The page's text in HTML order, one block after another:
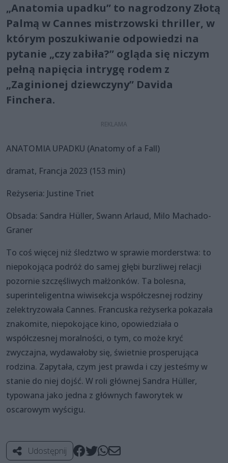
„Anatomia upadku” to nagrodzony Złotą
Palmą w Cannes mistrzowski thriller, w
którym poszukiwanie odpowiedzi na
pytanie „czy zabiła?” ogląda się niczym
pełną napięcia intrygę rodem z
„Zaginionej dziewczyny” Davida
Finchera.
ANATOMIA UPADKU (Anatomy of a Fall)
dramat, Francja 2023 (153 min)
Reżyseria: Justine Triet
Obsada: Sandra Hüller, Swann Arlaud, Milo Machado-
Graner
To coś więcej niż śledztwo w sprawie morderstwa: to
niepokojąca podróż do samej głębi burzliwej relacji
pozornie szczęśliwych małżonków. Ta bolesna,
superinteligentna wiwisekcja współczesnej rodziny
zelektryzowała Cannes. Francuska reżyserka pokazała
znakomite, niepokojące kino, opowiedziała o
współczesnej moralności, o tym, co może kryć
zwyczajna, wydawałoby się, świetnie prosperująca
rodzina. Zapytała, czym jest prawda i czy jesteśmy w
stanie do niej dojść. W roli głównej Sandra Hüller,
typowana jako jedna z głównych faworytek w
oscarowym wyścigu.
Udostępnij